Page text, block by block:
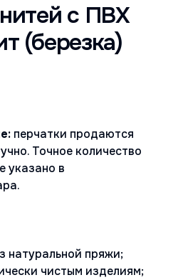
с ПВХ
(березка)
перчатки продаются
Точное количество
указано в
натуральной пряжи;
чистым изделиям;